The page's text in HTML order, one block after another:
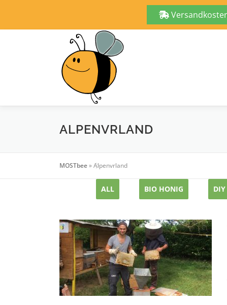
ALPENVRLAND
MOSTbee»Alpenvrland
ALL BIO HONIG DIY